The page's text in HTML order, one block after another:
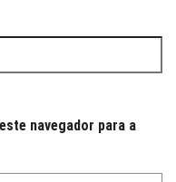
navegador para a